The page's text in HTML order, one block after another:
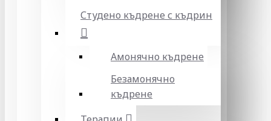
Студено къдрене с къдрин
Амонячно къдрене
Безамонячно
къдрене